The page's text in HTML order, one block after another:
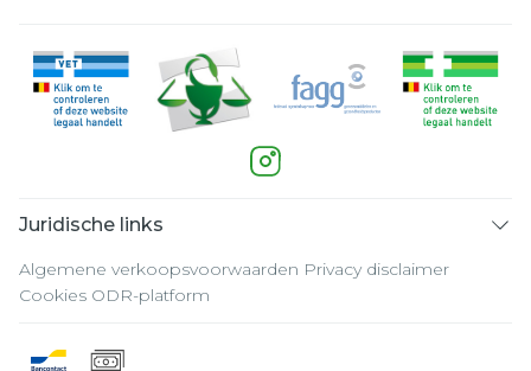
Juridische links
Algemene verkoopsvoorwaarden Privacy disclaimer
Cookies ODR-platform